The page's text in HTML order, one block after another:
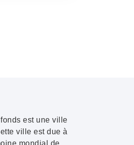
est une ville
ville est due à
mondial de